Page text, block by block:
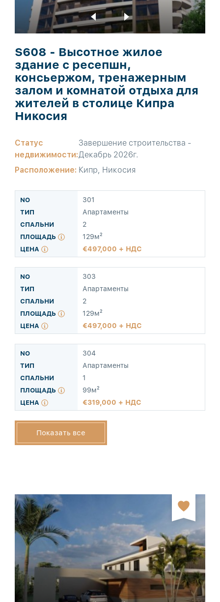
S608 - Высотное жилое
здание с ресепшн,
консьержом, тренажерным
залом и комнатой отдыха для
жителей в столице Кипра
Никосия
Статус
недвижимости:
Завершение строительства -
Декабрь 2026г.
Расположение: Кипр, Никосия
301
Апартаменты
2
129м²
497,000 + НДС